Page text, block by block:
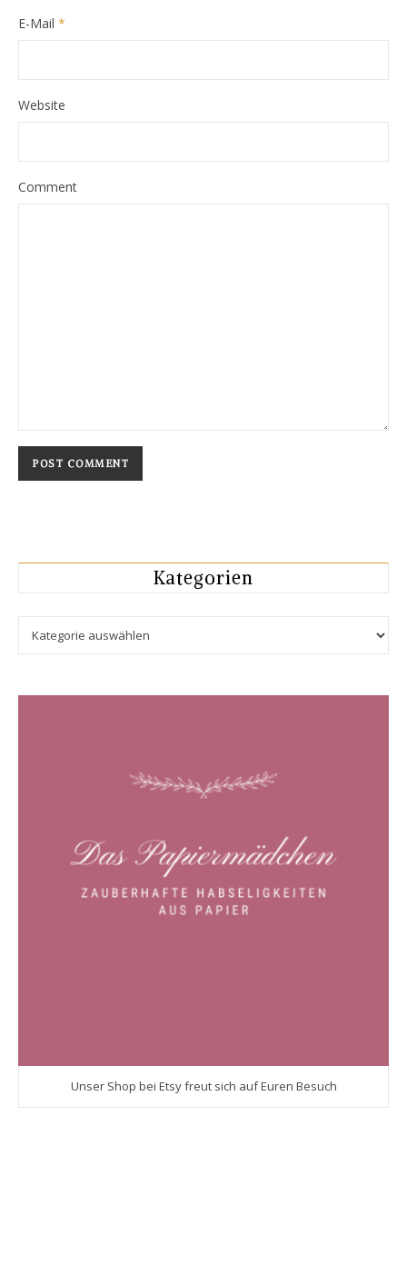
E-Mail *
Website
Comment
Kategorien
Unser Shop bei Etsy freut sich auf Euren Besuch